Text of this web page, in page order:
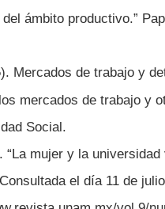
ámbito productivo.”
Mercados de trabajo y
mercados de trabajo y
Social.
“La mujer y la
el día 11 de